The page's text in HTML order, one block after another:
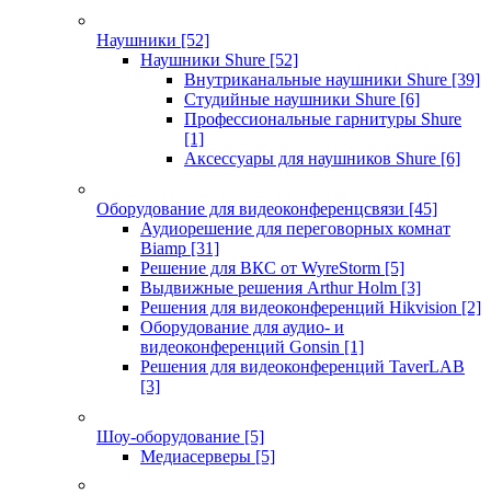
Наушники [52]
Наушники Shure [52]
Внутриканальные наушники Shure [39]
Студийные наушники Shure [6]
Профессиональные гарнитуры Shure
[1]
Аксессуары для наушников Shure [6]
Оборудование для видеоконференцсвязи [45]
Аудиорешение для переговорных комнат
Biamp [31]
Решение для ВКС от WyreStorm [5]
Выдвижные решения Arthur Holm [3]
Решения для видеоконференций Hikvision [2]
Оборудование для аудио- и
видеоконференций Gonsin [1]
Решения для видеоконференций TaverLAB
[3]
Шоу-оборудование [5]
Медиасерверы [5]